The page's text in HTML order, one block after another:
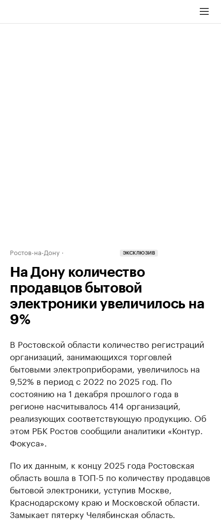
Ростов-на-Дону ЭКСКЛЮЗИВ
На Дону количество
продавцов бытовой
электроники увеличилось на
9%
В Ростовской области количество регистраций
организаций, занимающихся торговлей
бытовыми электроприборами, увеличилось на
9,52% в период с 2022 по 2025 год. По
состоянию на 1 декабря прошлого года в
регионе насчитывалось 414 организаций,
реализующих соответствующую продукцию. Об
этом РБК Ростов сообщили аналитики «Контур.
Фокуса».
По их данным, к концу 2025 года Ростовская
область вошла в ТОП-5 по количеству продавцов
бытовой электроники, уступив Москве,
Краснодарскому краю и Московской области.
Замыкает пятерку Челябинская область.